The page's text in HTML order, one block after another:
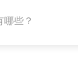
些？